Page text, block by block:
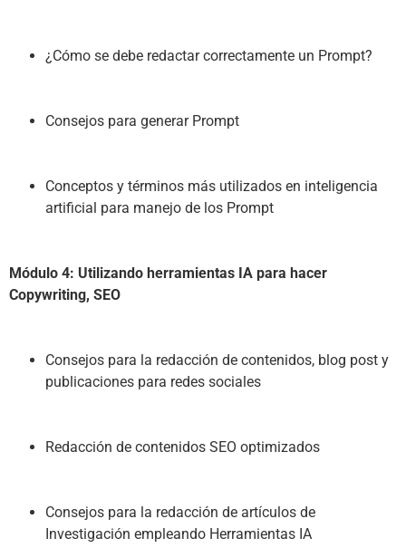
¿Cómo se debe redactar correctamente un Prompt?
Consejos para generar Prompt
Conceptos y términos más utilizados en inteligencia
artificial para manejo de los Prompt
Módulo 4: Utilizando herramientas IA para hacer
Copywriting, SEO
Consejos para la redacción de contenidos, blog post y
publicaciones para redes sociales
Redacción de contenidos SEO optimizados
Consejos para la redacción de artículos de
Investigación empleando Herramientas IA